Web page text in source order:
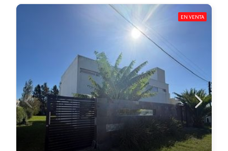
EN VENTA